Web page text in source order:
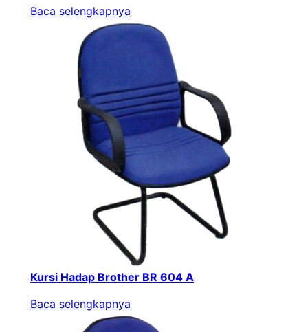
Baca selengkapnya
Kursi Hadap Brother BR 604 A
Baca selengkapnya